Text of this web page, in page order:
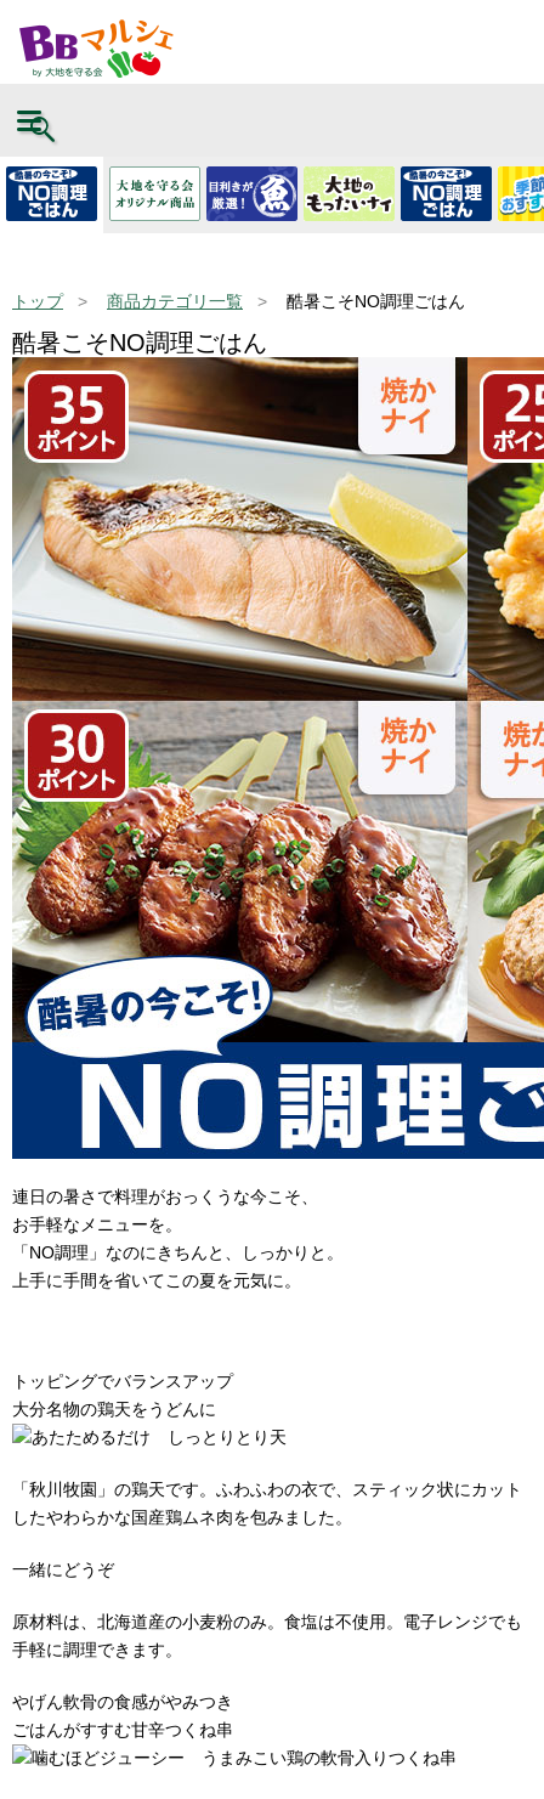
トップ 商品カテゴリ一覧 酷暑こそNO調理ごはん
酷暑こそNO調理ごはん
連日の暑さで料理がおっくうな今こそ、
お手軽なメニューを。
「NO調理」なのにきちんと、しっかりと。
上手に手間を省いてこの夏を元気に。
トッピングでバランスアップ
大分名物の鶏天をうどんに
「秋川牧園」の鶏天です。ふわふわの衣で、スティック状にカット
したやわらかな国産鶏ムネ肉を包みました。
一緒にどうぞ
原材料は、北海道産の小麦粉のみ。食塩は不使用。電子レンジでも
手軽に調理できます。
やげん軟骨の食感がやみつき
ごはんがすすむ甘辛つくね串